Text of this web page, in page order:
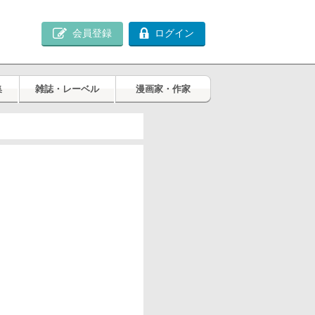
会員登録 ログイン
雑誌・レーベル 漫画家・作家